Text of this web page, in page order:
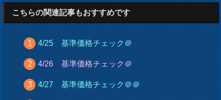
こちらの関連記事もおすすめです
4/25 基準価格チェック＠
4/26 基準価格チェック＠
4/27 基準価格チェック＠＠